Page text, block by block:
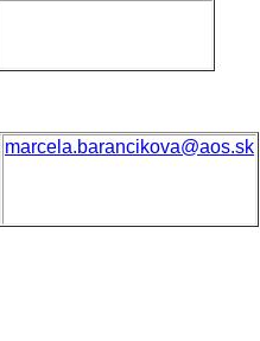
marcela.barancikova@aos.sk